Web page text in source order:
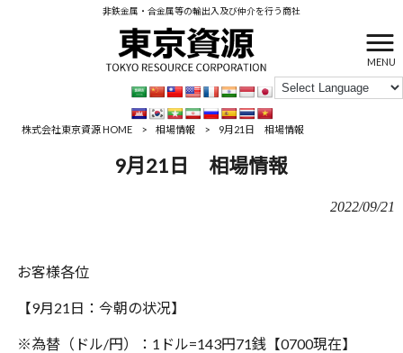
非鉄金属・合金属等の輸出入及び仲介を行う商社
MENU
株式会社東京資源 HOME > 相場情報 > 9月21日 相場情報
9月21日 相場情報
2022/09/21
お客様各位
【9月21日：‪今朝の状况】
※為替（ドル/円）：1ドル=143円71銭【‪‪0700現在】